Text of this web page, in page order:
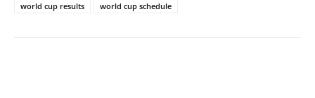
world cup results
world cup schedule